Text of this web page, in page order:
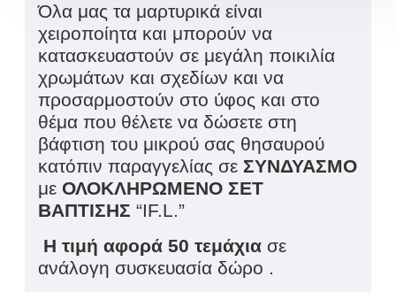
Όλα μας τα μαρτυρικά είναι
χειροποίητα και μπορούν να
κατασκευαστούν σε μεγάλη ποικιλία
χρωμάτων και σχεδίων και να
προσαρμοστούν στο ύφος και στο
θέμα που θέλετε να δώσετε στη
βάφτιση του μικρού σας θησαυρού
κατόπιν παραγγελίας σε ΣΥΝΔΥΑΣΜΟ
με ΟΛΟΚΛΗΡΩΜΕΝΟ ΣΕΤ
ΒΑΠΤΙΣΗΣ “IF.L.”
Η τιμή αφορά 50 τεμάχια σε
ανάλογη συσκευασία δώρο .